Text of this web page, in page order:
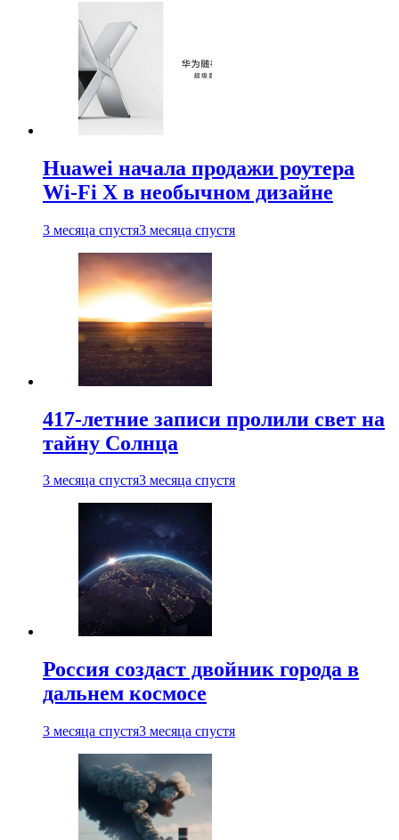
Huawei начала продажи роутера
Wi-Fi X в необычном дизайне
3 месяца спустя3 месяца спустя
417-летние записи пролили свет на
тайну Солнца
3 месяца спустя3 месяца спустя
Россия создаст двойник города в
дальнем космосе
3 месяца спустя3 месяца спустя